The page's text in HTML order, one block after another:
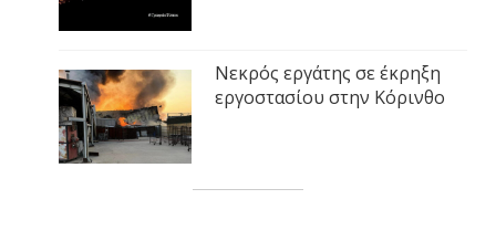
Νεκρός εργάτης σε έκρηξη
εργοστασίου στην Κόρινθο